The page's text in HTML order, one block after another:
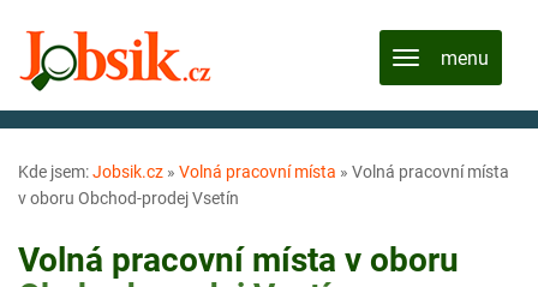
Kde jsem:Jobsik.cz » Volná pracovní místa » Volná pracovní místa
v oboru Obchod-prodej Vsetín
Volná pracovní místa v oboru